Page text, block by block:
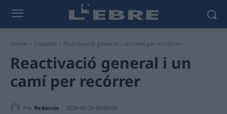
Home Societat Reactivació general i un camí per recórrer
Reactivació general i un
camí per recórrer
Per Redaccio 2020-05-29 09:00:00